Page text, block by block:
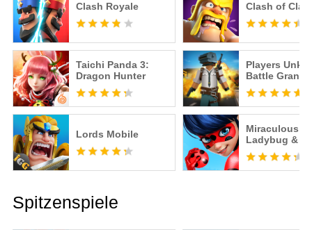
Clash Royale Clash of
Taichi Panda 3:
Dragon Hunter
Players
Battle Grand
Lords Mobile
Miraculous
Ladybug &
– Offizielles
Spitzenspiele